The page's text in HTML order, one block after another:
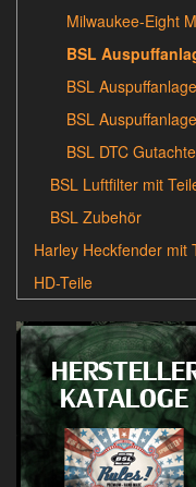
Milwaukee-Eight
BSL
BSL
BSL
BSL DTC
BSL Luftfilter mit
BSL Zubehör
Harley Heckfender mit
HD-Teile